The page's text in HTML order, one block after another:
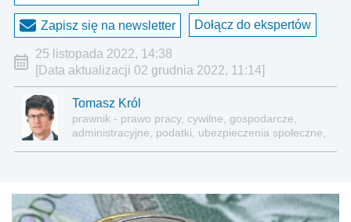
Zapisz się na newsletter Dołącz do ekspertów
25 listopada 2022, 14:38
[Data aktualizacji 02 grudnia 2022, 11:14]
Tomasz Król
prawnik - prawo pracy, cywilne, gospodarcze,
administracyjne, podatki, ubezpieczenia społeczne,